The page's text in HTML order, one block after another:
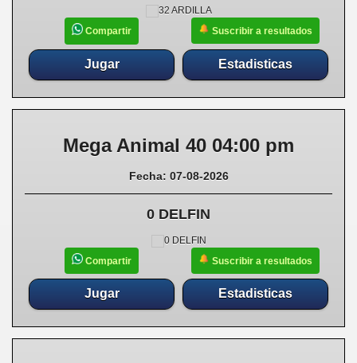
Compartir Suscribir a resultados
Jugar Estadisticas
Mega Animal 40 04:00 pm
Fecha: 07-08-2026
0 DELFIN
Compartir Suscribir a resultados
Jugar Estadisticas